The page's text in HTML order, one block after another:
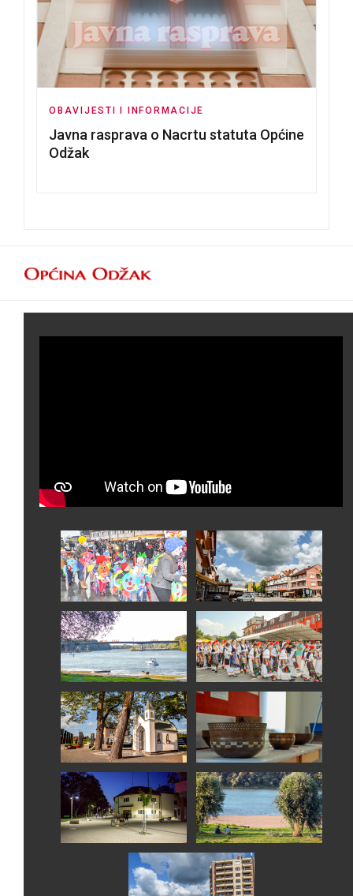
OBAVIJESTI I INFORMACIJE
Javna rasprava o Nacrtu statuta Općine
Odžak